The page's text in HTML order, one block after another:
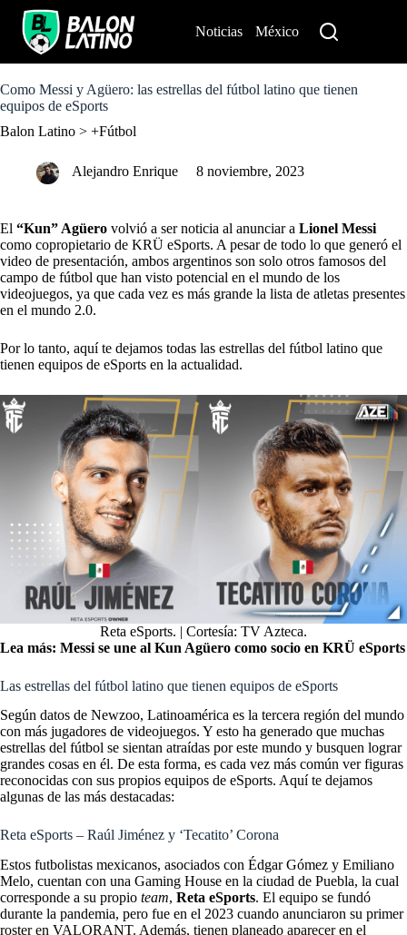
o
c
n
Noticias México
Como Messi y Agüero: las estrellas del fútbol latino que tienen
equipos de eSports
Balon Latino > +Fútbol
Alejandro Enrique 8 noviembre, 2023
El “Kun” Agüero volvió a ser noticia al anunciar a Lionel Messi
como copropietario de KRÜ eSports. A pesar de todo lo que generó el
video de presentación, ambos argentinos son solo otros famosos del
campo de fútbol que han visto potencial en el mundo de los
videojuegos, ya que cada vez es más grande la lista de atletas presentes
en el mundo 2.0.
Por lo tanto, aquí te dejamos todas las estrellas del fútbol latino que
tienen equipos de eSports en la actualidad.
Reta eSports. | Cortesía: TV Azteca.
Lea más: Messi se une al Kun Agüero como socio en KRÜ eSports
Las estrellas del fútbol latino que tienen equipos de eSports
Según datos de Newzoo, Latinoamérica es la tercera región del mundo
con más jugadores de videojuegos. Y esto ha generado que muchas
estrellas del fútbol se sientan atraídas por este mundo y busquen lograr
grandes cosas en él. De esta forma, es cada vez más común ver figuras
reconocidas con sus propios equipos de eSports. Aquí te dejamos
algunas de las más destacadas:
Reta eSports – Raúl Jiménez y ‘Tecatito’ Corona
Estos futbolistas mexicanos, asociados con Édgar Gómez y Emiliano
Melo, cuentan con una Gaming House en la ciudad de Puebla, la cual
corresponde a su propio team, Reta eSports. El equipo se fundó
durante la pandemia, pero fue en el 2023 cuando anunciaron su primer
roster en VALORANT. Además, tienen planeado aparecer en el